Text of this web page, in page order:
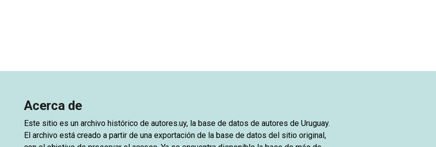
Acerca de
Este sitio es un archivo histórico de autores.uy, la base de datos de autores de Uruguay.
El archivo está creado a partir de una exportación de la base de datos del sitio original,